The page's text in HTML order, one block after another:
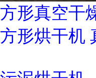
方形真空干
方形烘干机